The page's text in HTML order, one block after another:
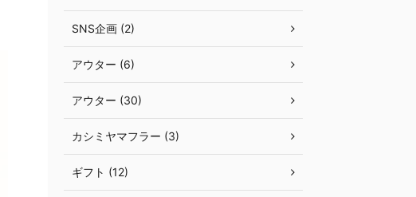
SNS企画 (2)
アウター (6)
アウター (30)
カシミヤマフラー (3)
ギフト (12)